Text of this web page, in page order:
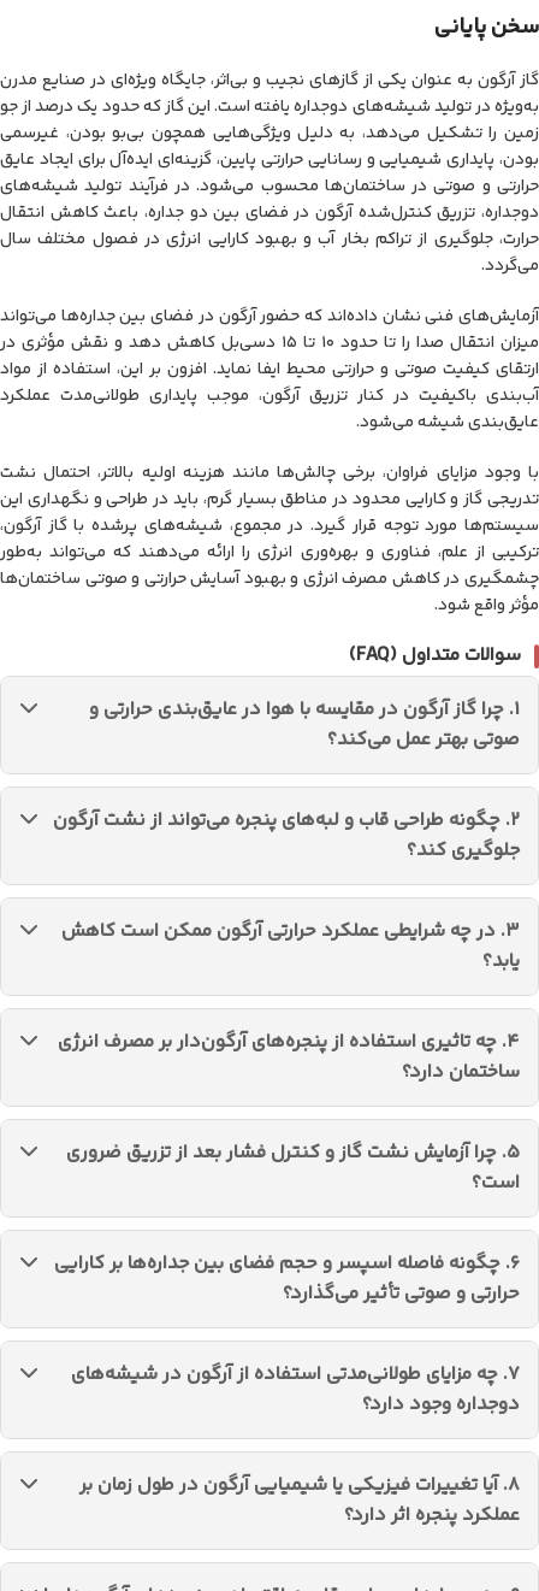
سخن پایانی
گاز آرگون به عنوان یکی از گازهای نجیب و بی‌اثر، جایگاه ویژه‌ای در صنایع مدرن
به‌ویژه در تولید شیشه‌های دوجداره یافته است. این گاز که حدود یک درصد از جو
زمین را تشکیل می‌دهد، به دلیل ویژگی‌هایی همچون بی‌بو بودن، غیرسمی
بودن، پایداری شیمیایی و رسانایی حرارتی پایین، گزینه‌ای ایده‌آل برای ایجاد عایق
حرارتی و صوتی در ساختمان‌ها محسوب می‌شود. در فرآیند تولید شیشه‌های
دوجداره، تزریق کنترل‌شده آرگون در فضای بین دو جداره، باعث کاهش انتقال
حرارت، جلوگیری از تراکم بخار آب و بهبود کارایی انرژی در فصول مختلف سال
می‌گردد.
آزمایش‌های فنی نشان داده‌اند که حضور آرگون در فضای بین جداره‌ها می‌تواند
میزان انتقال صدا را تا حدود ۱۰ تا ۱۵ دسی‌بل کاهش دهد و نقش مؤثری در
ارتقای کیفیت صوتی و حرارتی محیط ایفا نماید. افزون بر این، استفاده از مواد
آب‌بندی باکیفیت در کنار تزریق آرگون، موجب پایداری طولانی‌مدت عملکرد
عایق‌بندی شیشه می‌شود.
با وجود مزایای فراوان، برخی چالش‌ها مانند هزینه اولیه بالاتر، احتمال نشت
تدریجی گاز و کارایی محدود در مناطق بسیار گرم، باید در طراحی و نگهداری این
سیستم‌ها مورد توجه قرار گیرد. در مجموع، شیشه‌های پرشده با گاز آرگون،
ترکیبی از علم، فناوری و بهره‌وری انرژی را ارائه می‌دهند که می‌تواند به‌طور
چشمگیری در کاهش مصرف انرژی و بهبود آسایش حرارتی و صوتی ساختمان‌ها
مؤثر واقع شود.
سوالات متداول (FAQ)
۱. چرا گاز آرگون در مقایسه با هوا در عایق‌بندی حرارتی و
صوتی بهتر عمل می‌کند؟
آرگون چگالی بالاتری نسبت به هوا دارد و هدایت حرارتی
پایین‌تری دارد، بنابراین انتقال گرما و صدا کاهش می‌یابد. این
ویژگی باعث بهبود کارایی پنجره‌های دوجداره و چندجداره
می‌شود.
۲. چگونه طراحی قاب و لبه‌های پنجره می‌تواند از نشت آرگون
جلوگیری کند؟
طراحی دقیق قاب، استفاده از اسپسرهای مناسب و مواد
آب‌بندی با دوام، اطمینان از یکپارچگی درزها و فشار یکنواخت
در هنگام مونتاژ، میزان نشت گاز را کاهش می‌دهد.
۳. در چه شرایطی عملکرد حرارتی آرگون ممکن است کاهش
یابد؟
دمای بسیار بالا یا پایین، نوسانات فشار محیط، آسیب فیزیکی یا
کیفیت پایین درزگیری می‌تواند عملکرد حرارتی پنجره‌های
آرگون‌دار را تحت تأثیر قرار دهد.
۴. چه تاثیری استفاده از پنجره‌های آرگون‌دار بر مصرف انرژی
ساختمان دارد؟
کاهش اتلاف حرارت در زمستان و حفظ دمای مطلوب باعث کاهش
مصرف انرژی سیستم‌های گرمایشی و سرمایشی می‌شود و
۵. چرا آزمایش نشت گاز و کنترل فشار بعد از تزریق ضروری
است؟
برای اطمینان از پایداری عملکرد حرارتی و صوتی، جلوگیری از نفوذ
رطوبت و هوا و حفظ دوام طولانی‌مدت شیشه دوجداره، تست
نشت و کنترل فشار ضروری است.
۶. چگونه فاصله اسپسر و حجم فضای بین جداره‌ها بر کارایی
حرارتی و صوتی تأثیر می‌گذارد؟
فاصله بیشتر بین شیشه‌ها امکان تزریق حجم بیشتری از آرگون
را فراهم می‌کند که باعث افزایش عایق‌بندی حرارتی و کاهش
انتقال صدا می‌شود.
۷. چه مزایای طولانی‌مدتی استفاده از آرگون در شیشه‌های
دوجداره وجود دارد؟
ثبات حرارتی و صوتی، کاهش تراکم بخار آب و جلوگیری از تشکیل
کریستال‌های یخ، حفظ شفافیت و دید، و دوام ساختاری بیش از
۸. آیا تغییرات فیزیکی یا شیمیایی آرگون در طول زمان بر
عملکرد پنجره اثر دارد؟
گاز آرگون بی‌اثر است و تغییر شیمیایی ندارد؛ تنها ممکن است